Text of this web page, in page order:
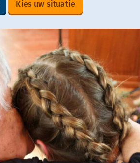
Kies uw situatie